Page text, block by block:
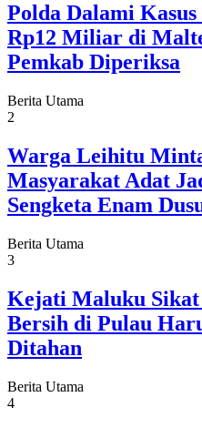
Polda Dalami
Rp12 Miliar di
Pemkab Diperiksa
Berita Utama
2
Warga Leihitu
Masyarakat Adat
Sengketa Enam
Berita Utama
3
Kejati Maluku
Bersih di Pulau
Ditahan
Berita Utama
4